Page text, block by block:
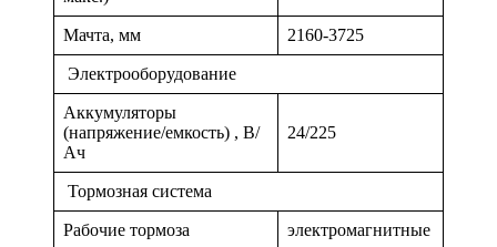
Мачта, мм 2160-3725
Электрооборудование
Аккумуляторы
(напряжение/емкость) , В/
Ач
24/225
Тормозная система
Рабочие тормоза электромагнитные